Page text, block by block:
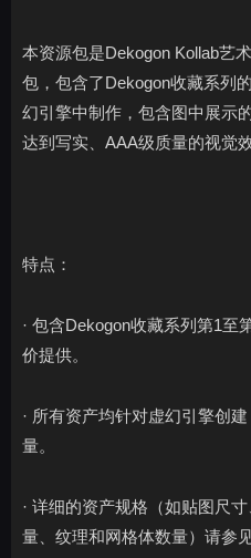
本资源包是Dekogon Kollab艺
包，包含了Dekogon收藏系列
幻引擎中制作，包含图中展示
达到写实、AAA级质量的视觉
特点：
· 包含Dekogon收藏系列第1至
价提供。
· 所有资产均针对虚幻引擎创
量。
· 详细的资产规格（如贴图尺
量、纹理和网格体数量）请参